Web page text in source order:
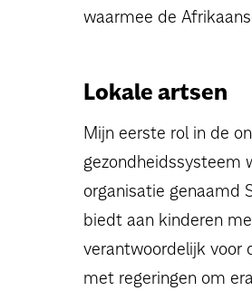
waarmee de
Lokale artsen
Mijn eerste rol in de
gezondheidssysteem
organisatie genaamd
biedt aan kinderen
verantwoordelijk voor
met regeringen om